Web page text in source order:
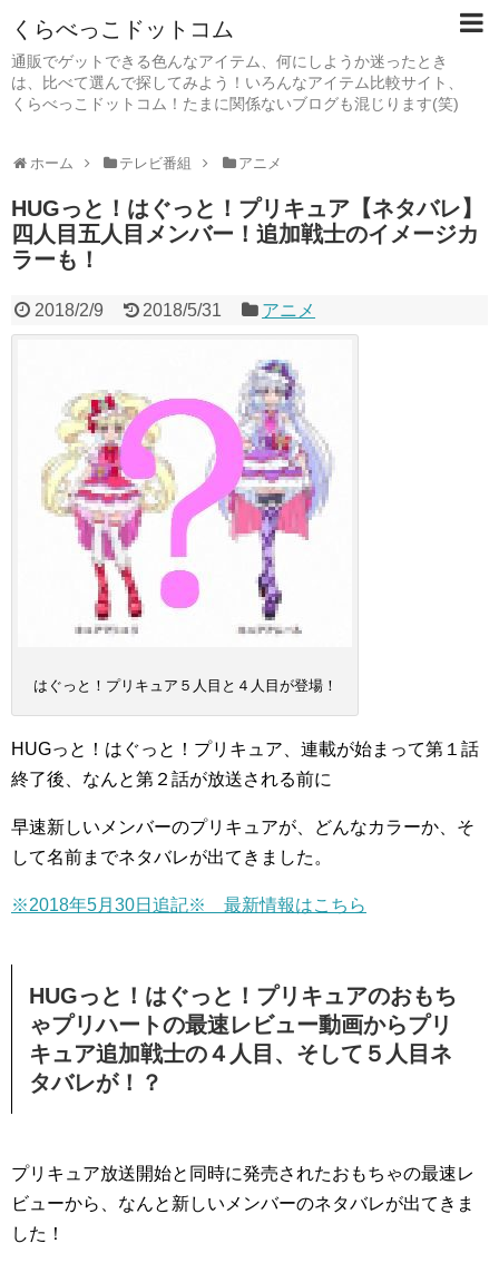
くらべっこドットコム
通販でゲットできる色んなアイテム、何にしようか迷ったとき
は、比べて選んで探してみよう！いろんなアイテム比較サイト、
くらべっこドットコム！たまに関係ないブログも混じります(笑)
ホーム テレビ番組 アニメ
HUGっと！はぐっと！プリキュア【ネタバレ】
四人目五人目メンバー！追加戦士のイメージカ
ラーも！
2018/2/9 2018/5/31 アニメ
はぐっと！プリキュア５人目と４人目が登場！
HUGっと！はぐっと！プリキュア、連載が始まって第１話
終了後、なんと第２話が放送される前に
早速新しいメンバーのプリキュアが、どんなカラーか、そ
して名前までネタバレが出てきました。
※2018年5月30日追記※ 最新情報はこちら
HUGっと！はぐっと！プリキュアのおもち
ゃプリハートの最速レビュー動画からプリ
キュア追加戦士の４人目、そして５人目ネ
タバレが！？
プリキュア放送開始と同時に発売されたおもちゃの最速レ
ビューから、なんと新しいメンバーのネタバレが出てきま
した！